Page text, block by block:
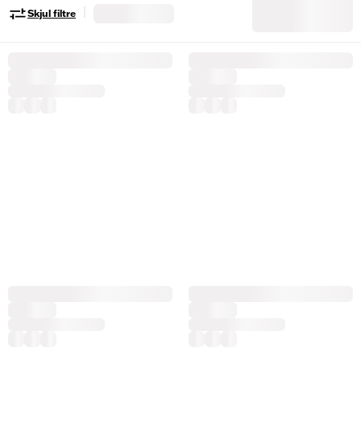
Skjul filtre